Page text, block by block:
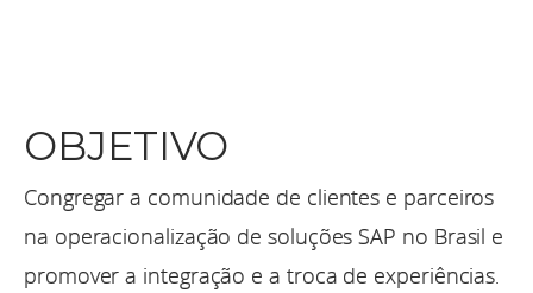
OBJETIVO
Congregar a comunidade de clientes e parceiros
na operacionalização de soluções SAP no Brasil e
promover a integração e a troca de experiências.